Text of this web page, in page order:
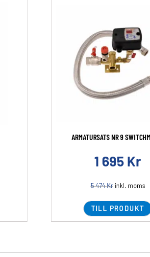
ARMATURSATS NR 9
1 695 Kr
5 474Krinkl. moms
TILL PRODUKT